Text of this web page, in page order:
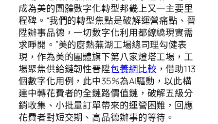
成為美的團體數字化轉型邦畿上又一主要里
程碑。“我們的轉型焦點是破解運營痛點、晉
陞辦事品德，一切數字化利用都繚繞現實需
求睜開。”美的廚熱蕪湖工場總司理勾健表
現，作為美的團體旗下第八家燈塔工場，工
場聚焦供給鏈韌性晉陞包養網比較 ，借助113
個數字化用例，此中35%為AI驅動，以此構
建中轉花費者的全鏈路價值鏈，破解五級分
銷收集、小批量訂單帶來的運營困難，回應
花費者對短交期、高品德辦事的等待。